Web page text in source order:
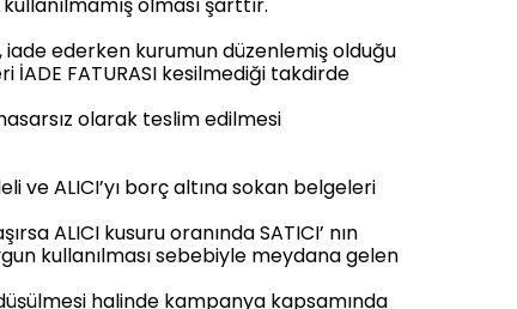
olması şarttır.
iade ederken kurumun düzenlemiş olduğu
FATURASI kesilmediği takdirde
olarak teslim edilmesi
ve ALICI’yı borç altına sokan belgeleri
ALICI kusuru oranında SATICI’ nın
kullanılması sebebiyle meydana gelen
halinde kampanya kapsamında